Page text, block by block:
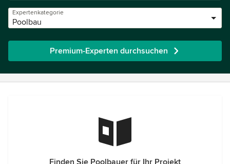
Expertenkategorie
Poolbau
Premium-Experten durchsuchen
Finden Sie Poolbauer für Ihr Projekt